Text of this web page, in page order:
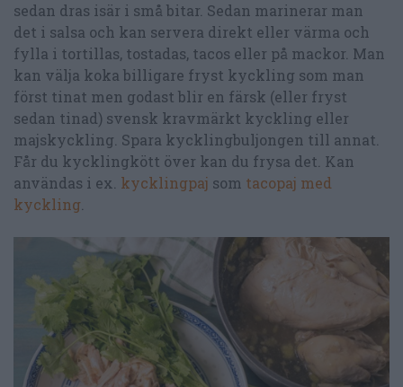
sedan dras isär i små bitar. Sedan marinerar man
det i salsa och kan servera direkt eller värma och
fylla i tortillas, tostadas, tacos eller på mackor. Man
kan välja koka billigare fryst kyckling som man
först tinat men godast blir en färsk (eller fryst
sedan tinad) svensk kravmärkt kyckling eller
majskyckling. Spara kycklingbuljongen till annat.
Får du kycklingkött över kan du frysa det. Kan
användas i ex. kycklingpaj som tacopaj med
kyckling